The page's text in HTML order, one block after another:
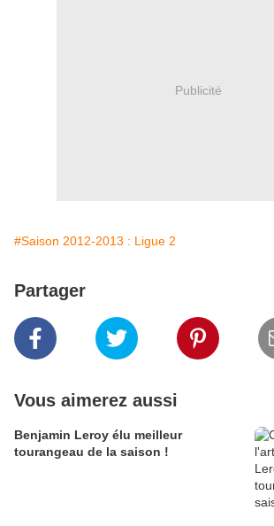
Publicité
#Saison 2012-2013 : Ligue 2
Partager
Vous aimerez aussi
Benjamin Leroy élu meilleur
tourangeau de la saison !